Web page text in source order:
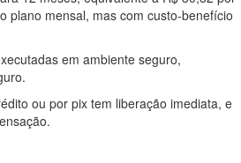
plano mensal, mas com custo-benefício
em ambiente seguro,
ou por pix tem liberação imediata, e